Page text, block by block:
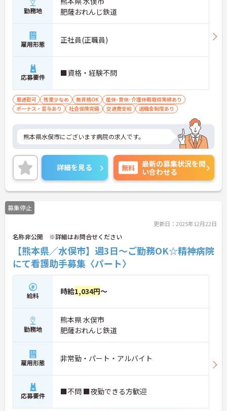
勤務地
肥薩おれんじ鉄道
雇用形態 正社員(正職員)
応募要件 ■資格・経験不問
車通勤可 残業少なめ 無資格OK
産休･育休･介護休暇取得実績あり
ボーナス・賞与あり
社会保険完備 交通費支給 退職金制度あり
熊本県水俣市にございます病院の求人です。
詳細を見る 無料
最新の募集状況を問
い合わせる
募集停止
更新日：2025年12月22日
名称非公開 ※詳細はお問合せください
【熊本県／水俣市】週3日～ご勤務OK☆精神病院
にて看護助手募集〈パート〉
給料 時給1,034円～
勤務地
熊本県 水俣市
肥薩おれんじ鉄道
雇用形態 非常勤・パート・アルバイト
応募要件 ■不問 ■夜勤できる方歓迎